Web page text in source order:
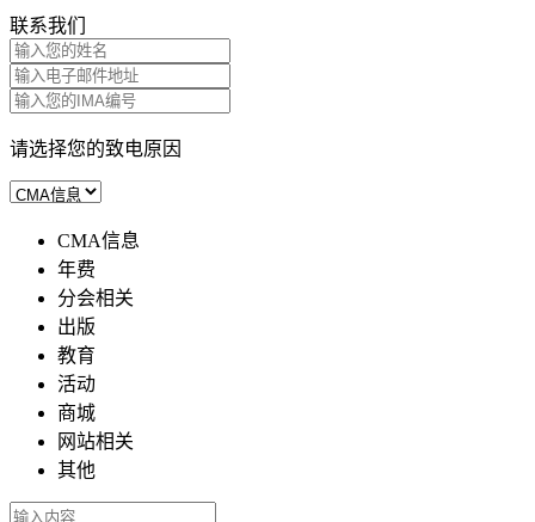
联系我们
请选择您的致电原因
CMA信息
年费
分会相关
出版
教育
活动
商城
网站相关
其他